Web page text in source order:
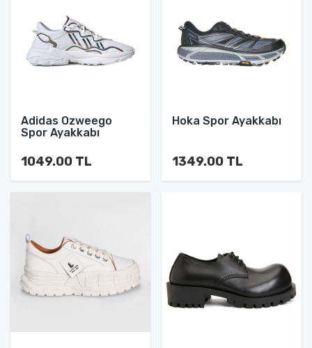
Adidas Ozweego
Spor Ayakkabı
1049.00 TL
Hoka Spor Ayakkabı
1349.00 TL